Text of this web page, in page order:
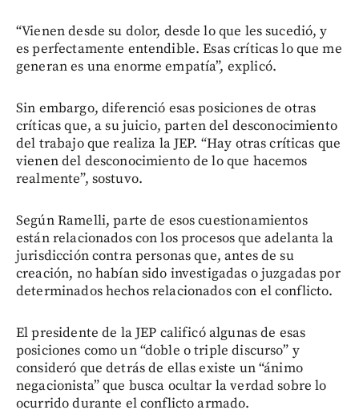
“Vienen desde su dolor, desde lo que les sucedió, y
es perfectamente entendible. Esas críticas lo que me
generan es una enorme empatía”, explicó.
Sin embargo, diferenció esas posiciones de otras
críticas que, a su juicio, parten del desconocimiento
del trabajo que realiza la JEP. “Hay otras críticas que
vienen del desconocimiento de lo que hacemos
realmente”, sostuvo.
Según Ramelli, parte de esos cuestionamientos
están relacionados con los procesos que adelanta la
jurisdicción contra personas que, antes de su
creación, no habían sido investigadas o juzgadas por
determinados hechos relacionados con el conflicto.
El presidente de la JEP calificó algunas de esas
posiciones como un “doble o triple discurso” y
consideró que detrás de ellas existe un “ánimo
negacionista” que busca ocultar la verdad sobre lo
ocurrido durante el conflicto armado.